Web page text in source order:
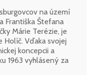
na území
Františka Štefana
Márie Terézie, je
Vďaka svojej
koncepcii a
1963 vyhlásený za